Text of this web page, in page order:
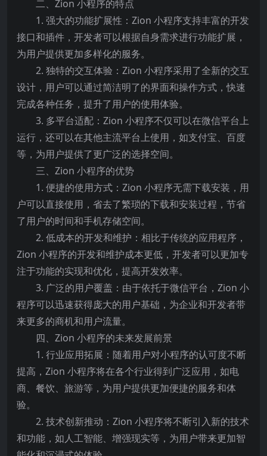
二、Zion 小程序的特点
1. 强大的功能扩展性：Zion 小程序支持丰富的开发
接口和插件，开发者可以根据自身需求进行功能扩展，
为用户提供更加多样化的服务。
2. 独特的交互体验：Zion 小程序采用了全新的交互
设计，用户可以通过简洁明了的界面和操作方式，快速
完成各种任务，提升了用户的使用体验。
3. 多平台适配：Zion 小程序不仅可以在微信平台上
运行，还可以在其他主流平台上使用，如支付宝、百度
等，为用户提供了更广泛的选择空间。
三、Zion 小程序的优势
1. 便捷的使用方式：Zion 小程序无需下载安装，用
户可以直接使用，省去了繁琐的下载和安装过程，节省
了用户的时间和手机存储空间。
2. 低成本的开发和维护：相比于传统的应用程序，
Zion 小程序的开发和维护成本更低，开发者可以更加专
注于功能的实现和优化，提高开发效率。
3. 广泛的用户覆盖：由于依托于微信平台，Zion 小
程序可以迅速获得庞大的用户基础，为企业和开发者带
来更多的商机和用户流量。
四、Zion 小程序的未来发展前景
1. 行业应用拓展：随着用户对小程序的认可度不断
提高，Zion 小程序将在各个行业得到广泛应用，如电
商、餐饮、旅游等，为用户提供更加便捷的服务和体
验。
2. 技术创新推动：Zion 小程序将不断引入新的技术
和功能，如人工智能、增强现实等，为用户带来更加智